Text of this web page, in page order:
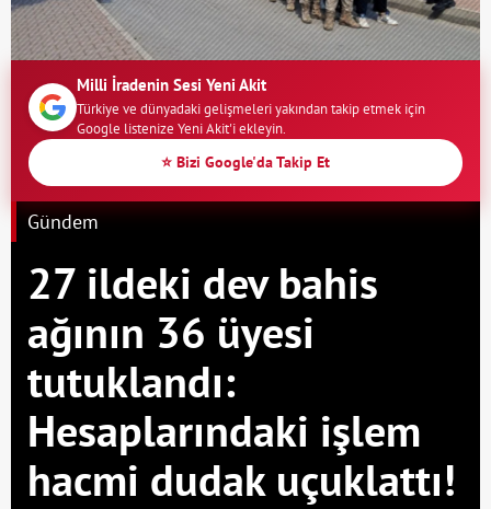
Milli İradenin Sesi Yeni Akit
Türkiye ve dünyadaki gelişmeleri yakından takip etmek için
Google listenize Yeni Akit'i ekleyin.
⭐ Bizi Google'da Takip Et
Gündem
27 ildeki dev bahis
ağının 36 üyesi
tutuklandı:
Hesaplarındaki işlem
hacmi dudak uçuklattı!